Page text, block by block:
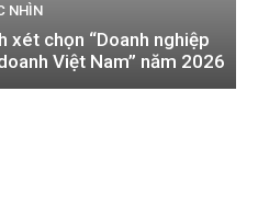
NHÌN
xét chọn “Doanh nghiệp
Việt Nam” năm 2026